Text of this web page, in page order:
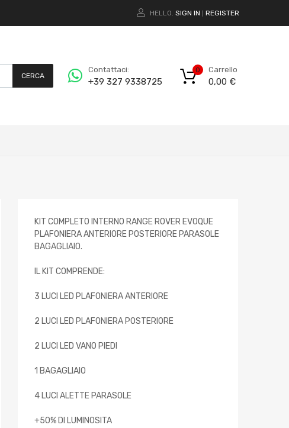
HELLO. SIGN IN REGISTER
CERCA
Contattaci:
+39 327 9338725
Carrello
0,00 €
0
KIT COMPLETO INTERNO RANGE ROVER EVOQUE
PLAFONIERA ANTERIORE POSTERIORE PARASOLE
BAGAGLIAIO.
IL KIT COMPRENDE:
3 LUCI LED PLAFONIERA ANTERIORE
2 LUCI LED PLAFONIERA POSTERIORE
2 LUCI LED VANO PIEDI
1 BAGAGLIAIO
4 LUCI ALETTE PARASOLE
+50% DI LUMINOSITA